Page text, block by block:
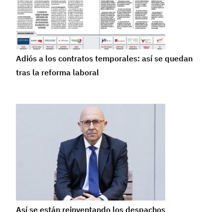
Adiós a los contratos temporales: así se quedan
tras la reforma laboral
Así se están reinventando los despachos